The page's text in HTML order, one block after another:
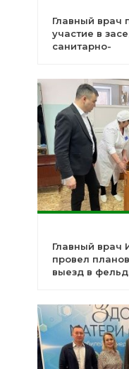
Главный врач
участие в
санитарно-
Главный врач
провел
выезд в